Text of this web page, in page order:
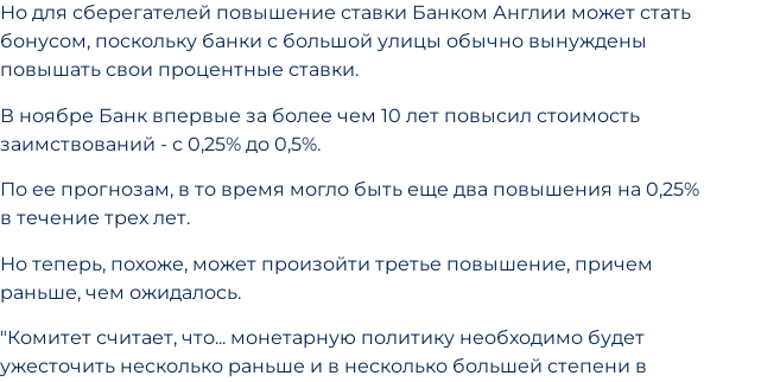
Но для сберегателей повышение ставки Банком Англии может стать
бонусом, поскольку банки с большой улицы обычно вынуждены
повышать свои процентные ставки.
В ноябре Банк впервые за более чем 10 лет повысил стоимость
заимствований - с 0,25% до 0,5%.
По ее прогнозам, в то время могло быть еще два повышения на 0,25%
в течение трех лет.
Но теперь, похоже, может произойти третье повышение, причем
раньше, чем ожидалось.
"Комитет считает, что... монетарную политику необходимо будет
ужесточить несколько раньше и в несколько большей степени в